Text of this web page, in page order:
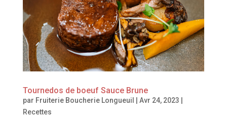
Tournedos de boeuf Sauce Brune
par Fruiterie Boucherie Longueuil Avr 24, 2023
Recettes